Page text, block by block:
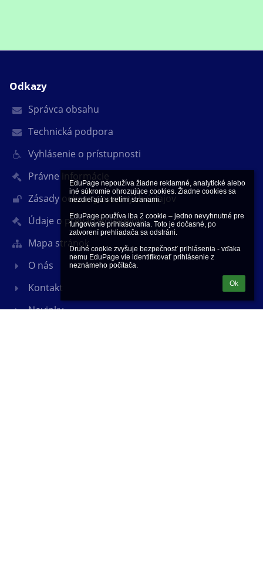
EduPage nepoužíva žiadne reklamné, analytické alebo
iné súkromie ohrozujúce cookies. Žiadne cookies sa
nezdieľajú s tretími stranami.
EduPage používa iba 2 cookie – jedno nevyhnutné pre
fungovanie prihlasovania. Toto je dočasné, po
zatvorení prehliadača sa odstráni.
Druhé cookie zvyšuje bezpečnosť prihlásenia - vďaka
nemu EduPage vie identifikovať prihlásenie z
neznámeho počítača.
Ok
Odkazy
Správca obsahu
Technická podpora
Vyhlásenie o prístupnosti
Právne informácie
Zásady ochrany osobných údajov
Údaje o prevádzkovateľovi
Mapa stránok
O nás
Kontakt
Novinky